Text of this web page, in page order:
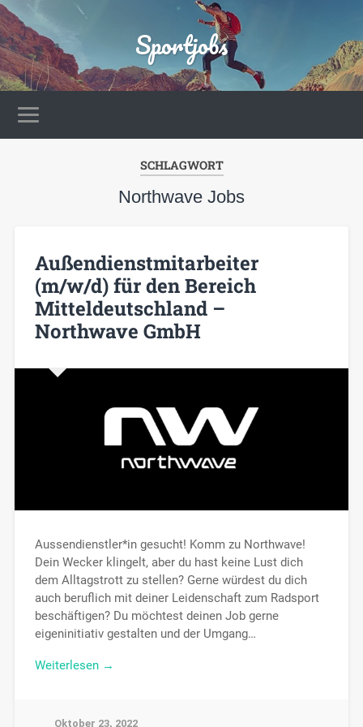
Sportjobs
SCHLAGWORT
Northwave Jobs
Außendienstmitarbeiter
(m/w/d) für den Bereich
Mitteldeutschland –
Northwave GmbH
Aussendienstler*in gesucht! Komm zu Northwave!
Dein Wecker klingelt, aber du hast keine Lust dich
dem Alltagstrott zu stellen? Gerne würdest du dich
auch beruflich mit deiner Leidenschaft zum Radsport
beschäftigen? Du möchtest deinen Job gerne
eigeninitiativ gestalten und der Umgang…
Weiterlesen →
Oktober 23, 2022